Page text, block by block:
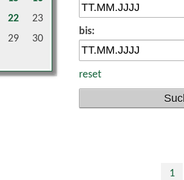
22
23
29
30
bis:
reset
1